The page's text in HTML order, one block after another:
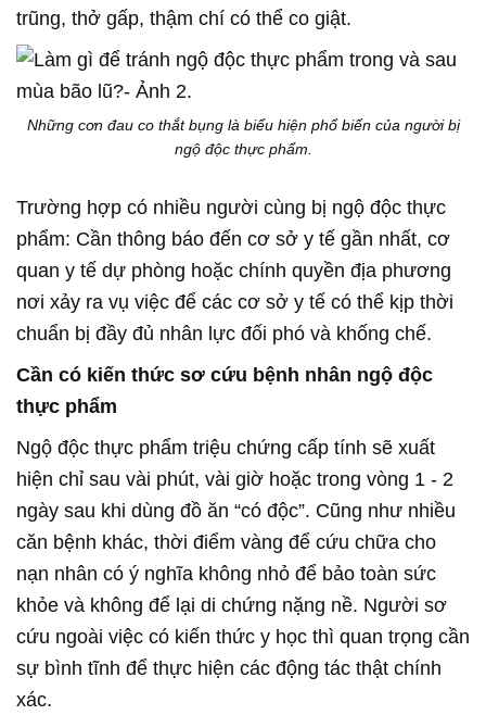
trũng, thở gấp, thậm chí có thể co giật.
Những cơn đau co thắt bụng là biểu hiện phổ biến của người bị
ngộ độc thực phẩm.
Trường hợp có nhiều người cùng bị ngộ độc thực
phẩm: Cần thông báo đến cơ sở y tế gần nhất, cơ
quan y tế dự phòng hoặc chính quyền địa phương
nơi xảy ra vụ việc để các cơ sở y tế có thể kịp thời
chuẩn bị đầy đủ nhân lực đối phó và khống chế.
Cần có kiến thức sơ cứu bệnh nhân ngộ độc
thực phẩm
Ngộ độc thực phẩm triệu chứng cấp tính sẽ xuất
hiện chỉ sau vài phút, vài giờ hoặc trong vòng 1 - 2
ngày sau khi dùng đồ ăn “có độc”. Cũng như nhiều
căn bệnh khác, thời điểm vàng để cứu chữa cho
nạn nhân có ý nghĩa không nhỏ để bảo toàn sức
khỏe và không để lại di chứng nặng nề. Người sơ
cứu ngoài việc có kiến thức y học thì quan trọng cần
sự bình tĩnh để thực hiện các động tác thật chính
xác.